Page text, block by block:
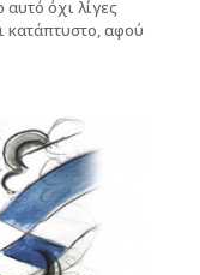
όχι λίγες
κατάπτυστο, αφού